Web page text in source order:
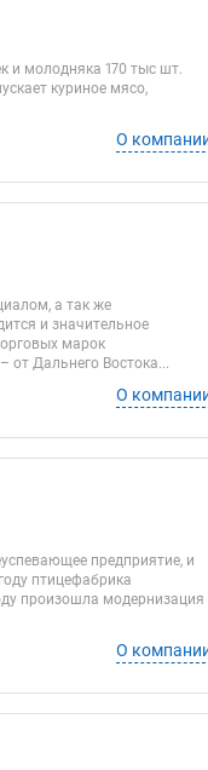
и молодняка 170 тыс шт.
куриное мясо,
О
а так же
и значительное
марок
от Дальнего Востока...
О
предприятие, и
птицефабрика
произошла модернизация
О